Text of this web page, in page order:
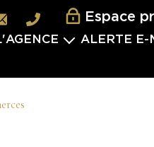
Espace
ALERTE E-